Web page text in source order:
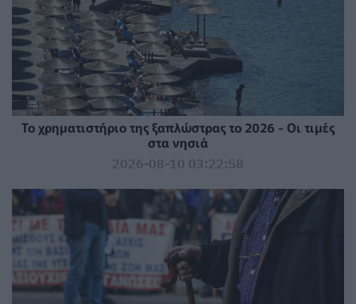
Το χρηματιστήριο της ξαπλώστρας το 2026 - Οι τιμές
στα νησιά
2026-08-10 03:22:58